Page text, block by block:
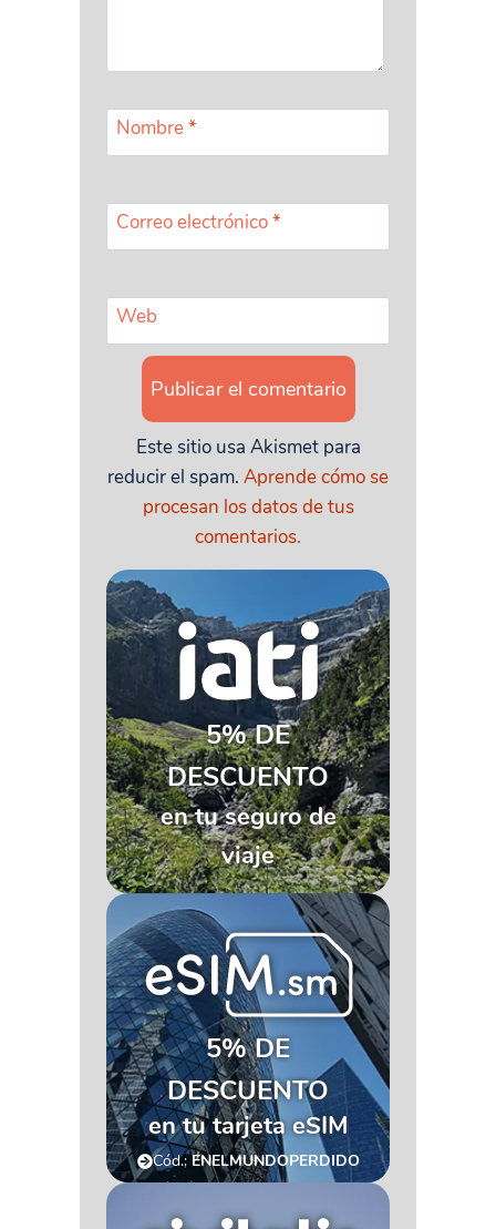
Nombre*
Correo electrónico*
Web
Este sitio usa Akismet para
reducir el spam. Aprende cómo se
procesan los datos de tus
comentarios.
5% DE
DESCUENTO
en tu seguro de
viaje
5% DE
DESCUENTO
en tu tarjeta eSIM
Cód.:ENELMUNDOPERDIDO